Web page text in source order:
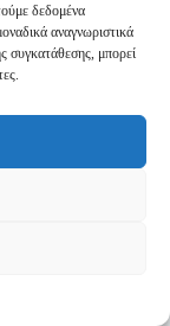
δεδομένα
αναγνωριστικά
συγκατάθεσης, μπορεί